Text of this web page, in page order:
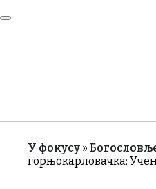
Breadcrumb
У фокусу
горњокарловачка: